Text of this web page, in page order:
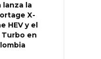
lanza la
X-
HEV y el
Turbo en